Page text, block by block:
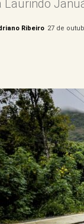
Laurindo
Ribeiro 27 de